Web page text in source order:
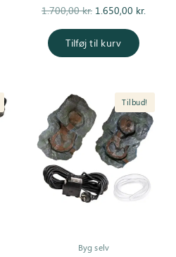
aktuelle pris1.700,00kr.
Den
pris var:
1.700,00 kr..
1.650,00 kr.
Tilføj til kurv
Tilbud!
Byg selv